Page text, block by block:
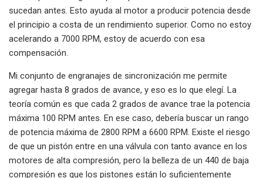
sucedan antes. Esto ayuda al motor a producir potencia desde
el principio a costa de un rendimiento superior. Como no estoy
acelerando a 7000 RPM, estoy de acuerdo con esa
compensación.
Mi conjunto de engranajes de sincronización me permite
agregar hasta 8 grados de avance, y eso es lo que elegí. La
teoría común es que cada 2 grados de avance trae la potencia
máxima 100 RPM antes. En ese caso, debería buscar un rango
de potencia máxima de 2800 RPM a 6600 RPM. Existe el riesgo
de que un pistón entre en una válvula con tanto avance en los
motores de alta compresión, pero la belleza de un 440 de baja
compresión es que los pistones están lo suficientemente